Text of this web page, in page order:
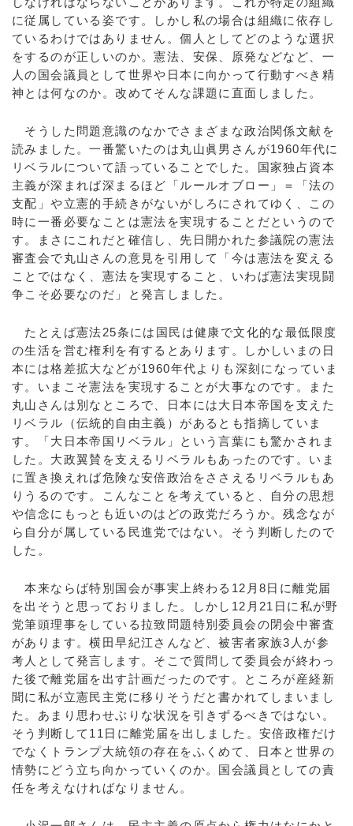
に従属している姿です。しかし私の場合は組織に依存し
ているわけではありません。個人としてどのような選択
をするのが正しいのか。憲法、安保、原発などなど、一
人の国会議員として世界や日本に向かって行動すべき精
神とは何なのか。改めてそんな課題に直面しました。
そうした問題意識のなかでさまざまな政治関係文献を
読みました。一番驚いたのは丸山眞男さんが1960年代に
リベラルについて語っていることでした。国家独占資本
主義が深まれば深まるほど「ルールオブロー」＝「法の
支配」や立憲的手続きがないがしろにされてゆく、この
時に一番必要なことは憲法を実現することだというので
す。まさにこれだと確信し、先日開かれた参議院の憲法
審査会で丸山さんの意見を引用して「今は憲法を変える
ことではなく、憲法を実現すること、いわば憲法実現闘
争こそ必要なのだ」と発言しました。
たとえば憲法25条には国民は健康で文化的な最低限度
の生活を営む権利を有するとあります。しかしいまの日
本には格差拡大などが1960年代よりも深刻になっていま
す。いまこそ憲法を実現することが大事なのです。また
丸山さんは別なところで、日本には大日本帝国を支えた
リベラル（伝統的自由主義）があるとも指摘していま
す。「大日本帝国リベラル」という言葉にも驚かされま
した。大政翼賛を支えるリベラルもあったのです。いま
に置き換えれば危険な安倍政治をささえるリベラルもあ
りうるのです。こんなことを考えていると、自分の思想
や信念にもっとも近いのはどの政党だろうか。残念なが
ら自分が属している民進党ではない。そう判断したので
した。
本来ならば特別国会が事実上終わる12月8日に離党届
を出そうと思っておりました。しかし12月21日に私が野
党筆頭理事をしている拉致問題特別委員会の閉会中審査
があります。横田早紀江さんなど、被害者家族3人が参
考人として発言します。そこで質問して委員会が終わっ
た後で離党届を出す計画だったのです。ところが産経新
聞に私が立憲民主党に移りそうだと書かれてしまいまし
た。あまり思わせぶりな状況を引きずるべきではない。
そう判断して11日に離党届を出しました。安倍政権だけ
でなくトランプ大統領の存在をふくめて、日本と世界の
情勢にどう立ち向かっていくのか。国会議員としての責
任を考えなければなりません。